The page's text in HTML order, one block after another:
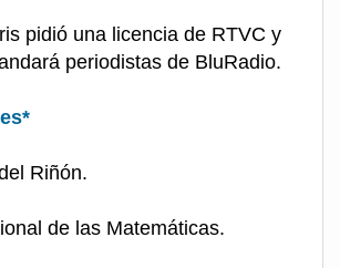
pidió una licencia de RTVC y
periodistas de BluRadio.
Riñón.
de las Matemáticas.